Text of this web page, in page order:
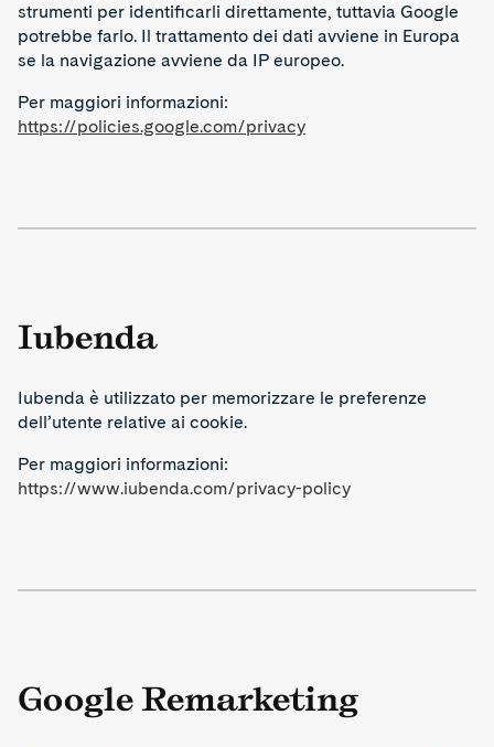
strumenti per identificarli direttamente, tuttavia Google
potrebbe farlo. Il trattamento dei dati avviene in Europa
se la navigazione avviene da IP europeo.
Per maggiori informazioni:
https://policies.google.com/privacy
Iubenda
Iubenda è utilizzato per memorizzare le preferenze
dell’utente relative ai cookie.
Per maggiori informazioni:
https://www.iubenda.com/privacy-policy
Google Remarketing